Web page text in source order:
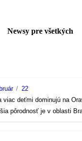
Newsy pre všetkých
22
viac deťmi dominujú na
pôrodnosť je v oblasti